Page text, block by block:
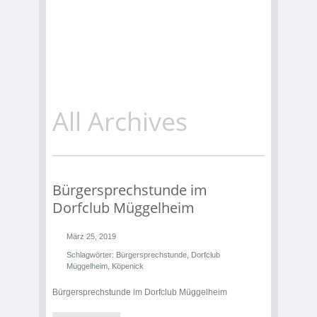
All Archives
Bürgersprechstunde im
Dorfclub Müggelheim
März 25, 2019
Schlagwörter: Bürgersprechstunde Dorfclub
Müggelheim Köpenick
Bürgersprechstunde im Dorfclub Müggelheim